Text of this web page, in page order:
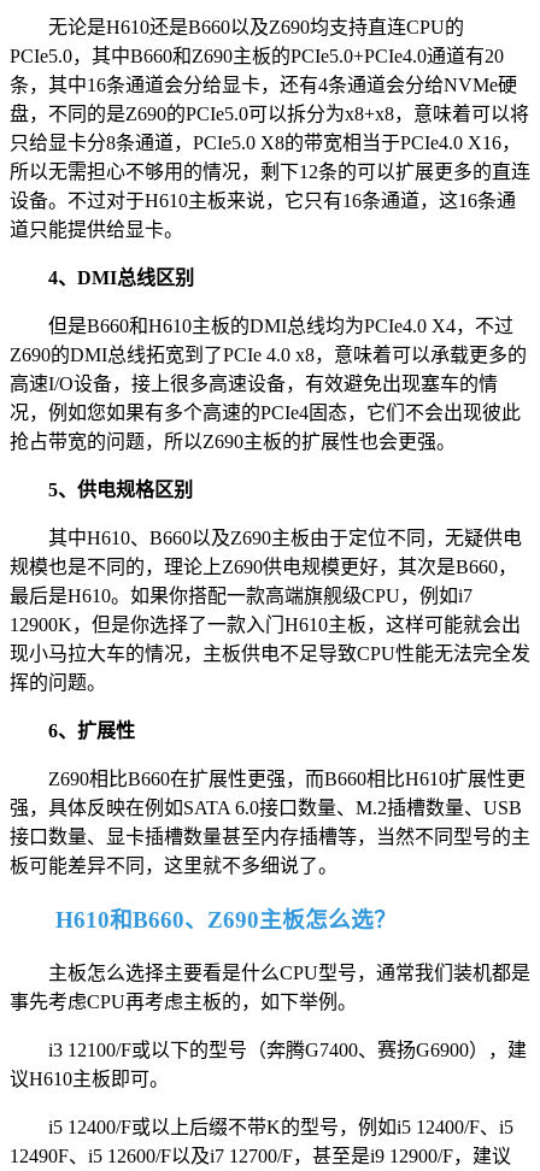
无论是H610还是B660以及Z690均支持直连CPU的
PCIe5.0，其中B660和Z690主板的PCIe5.0+PCIe4.0通道有20
条，其中16条通道会分给显卡，还有4条通道会分给NVMe硬
盘，不同的是Z690的PCIe5.0可以拆分为x8+x8，意味着可以将
只给显卡分8条通道，PCIe5.0 X8的带宽相当于PCIe4.0 X16，
所以无需担心不够用的情况，剩下12条的可以扩展更多的直连
设备。不过对于H610主板来说，它只有16条通道，这16条通
道只能提供给显卡。
4、DMI总线区别
但是B660和H610主板的DMI总线均为PCIe4.0 X4，不过
Z690的DMI总线拓宽到了PCIe 4.0 x8，意味着可以承载更多的
高速I/O设备，接上很多高速设备，有效避免出现塞车的情
况，例如您如果有多个高速的PCIe4固态，它们不会出现彼此
抢占带宽的问题，所以Z690主板的扩展性也会更强。
5、供电规格区别
其中H610、B660以及Z690主板由于定位不同，无疑供电
规模也是不同的，理论上Z690供电规模更好，其次是B660，
最后是H610。如果你搭配一款高端旗舰级CPU，例如i7
12900K，但是你选择了一款入门H610主板，这样可能就会出
现小马拉大车的情况，主板供电不足导致CPU性能无法完全发
挥的问题。
6、扩展性
Z690相比B660在扩展性更强，而B660相比H610扩展性更
强，具体反映在例如SATA 6.0接口数量、M.2插槽数量、USB
接口数量、显卡插槽数量甚至内存插槽等，当然不同型号的主
板可能差异不同，这里就不多细说了。
H610和B660、Z690主板怎么选？
主板怎么选择主要看是什么CPU型号，通常我们装机都是
事先考虑CPU再考虑主板的，如下举例。
i3 12100/F或以下的型号（奔腾G7400、赛扬G6900），建
议H610主板即可。
i5 12400/F或以上后缀不带K的型号，例如i5 12400/F、i5
12490F、i5 12600/F以及i7 12700/F，甚至是i9 12900/F，建议